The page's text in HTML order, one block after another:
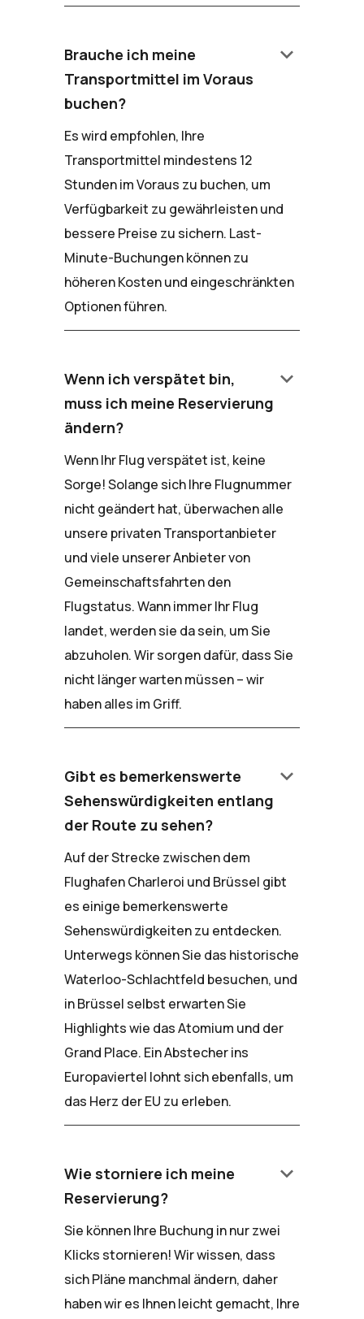
Brauche ich meine
Transportmittel im Voraus
buchen?
keyboard_arrow_down
Es wird empfohlen, Ihre
Transportmittel mindestens 12
Stunden im Voraus zu buchen, um
Verfügbarkeit zu gewährleisten und
bessere Preise zu sichern. Last-
Minute-Buchungen können zu
höheren Kosten und eingeschränkten
Optionen führen.
Wenn ich verspätet bin,
muss ich meine Reservierung
ändern?
keyboard_arrow_down
Wenn Ihr Flug verspätet ist, keine
Sorge! Solange sich Ihre Flugnummer
nicht geändert hat, überwachen alle
unsere privaten Transportanbieter
und viele unserer Anbieter von
Gemeinschaftsfahrten den
Flugstatus. Wann immer Ihr Flug
landet, werden sie da sein, um Sie
abzuholen. Wir sorgen dafür, dass Sie
nicht länger warten müssen – wir
haben alles im Griff.
Gibt es bemerkenswerte
Sehenswürdigkeiten entlang
der Route zu sehen?
keyboard_arrow_down
Auf der Strecke zwischen dem
Flughafen Charleroi und Brüssel gibt
es einige bemerkenswerte
Sehenswürdigkeiten zu entdecken.
Unterwegs können Sie das historische
Waterloo-Schlachtfeld besuchen, und
in Brüssel selbst erwarten Sie
Highlights wie das Atomium und der
Grand Place. Ein Abstecher ins
Europaviertel lohnt sich ebenfalls, um
das Herz der EU zu erleben.
Wie storniere ich meine
Reservierung?
keyboard_arrow_down
Sie können Ihre Buchung in nur zwei
Klicks stornieren! Wir wissen, dass
sich Pläne manchmal ändern, daher
haben wir es Ihnen leicht gemacht, Ihre